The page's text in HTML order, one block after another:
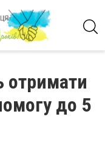
отримати
до 5